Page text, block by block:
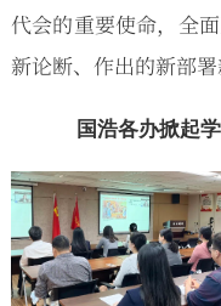
代会的重要使命，全
新论断、作出的新部署
国浩各办掀起